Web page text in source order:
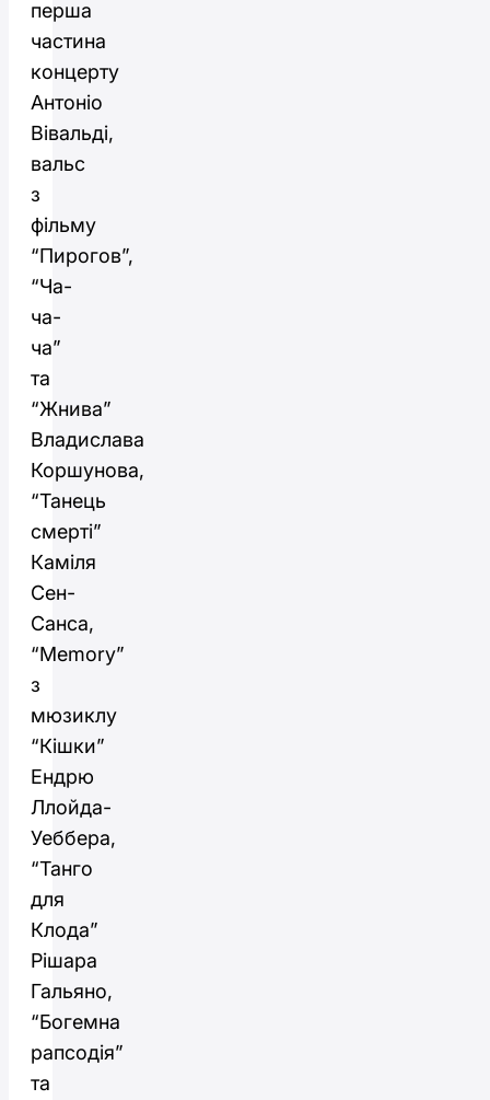
перша
частина
концерту
Антоніо
Вівальді,
вальс
з
фільму
“Пирогов”,
“Ча-
ча-
ча”
та
“Жнива”
Владислава
Коршунова,
“Танець
смерті”
Каміля
Сен-
Санса,
“Memory”
з
мюзиклу
“Кішки”
Ендрю
Ллойда-
Уеббера,
“Танго
для
Клода”
Рішара
Гальяно,
“Богемна
рапсодія”
та